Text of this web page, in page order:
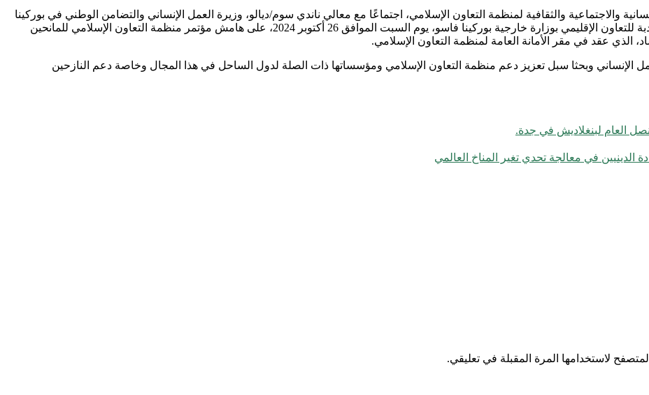
والاجتماعية والثقافية لمنظمة التعاون الإسلامي، اجتماعًا مع معالي ناندي سوم/ديالو، وزيرة العمل الإنساني والتضامن الوطني في بوركينا
فاسو، والسيدة كابري/كابوري بيبيجنان ستيلا الدين، الوزيرة المنتدبة للتعاون الإقليمي بوزارة خارجية بوركينا فاسو، يوم السبت الموافق 26 أكتوبر 2024، على هامش مؤتمر منظمة التعاون الإسلامي للمانحين
عقد في مقر الأمانة العامة لمنظمة التعاون الإسلامي.
الإنساني وبحثا سبل تعزيز دعم منظمة التعاون الإسلامي ومؤسساتها ذات الصلة لدول الساحل في هذا المجال وخاصة دعم النازحين
العام لبنغلاديش في جدة.
الدينيين في معالجة تحدي تغير المناخ العالمي
لاستخدامها المرة المقبلة في تعليقي.